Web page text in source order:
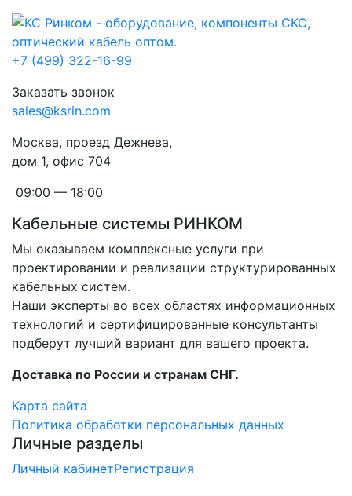
+7 (499) 322-16-99
Заказать звонок
sales@ksrin.com
Москва, проезд Дежнева,
дом 1, офис 704
09:00 — 18:00
Кабельные системы РИНКОМ
Мы оказываем комплексные услуги при
проектировании и реализации структурированных
кабельных систем.
Наши эксперты во всех областях информационных
технологий и сертифицированные консультанты
подберут лучший вариант для вашего проекта.
Доставка по России и странам СНГ.
Карта сайта
Политика обработки персональных данных
Личные разделы
Личный кабинетРегистрация